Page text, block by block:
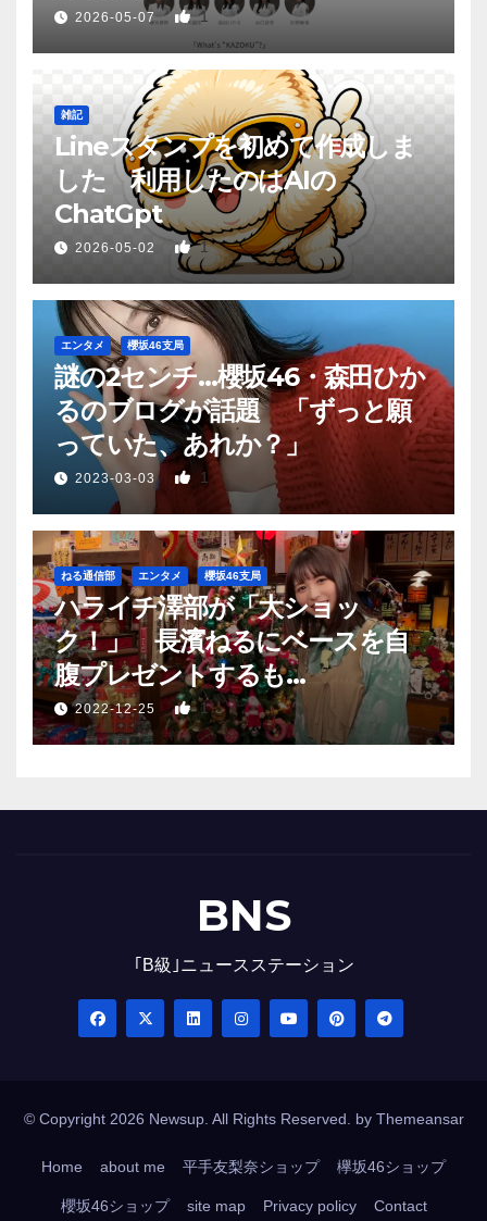
2026-05-07 1
雑記
Lineスタンプを初めて作成しま
した 利用したのはAIの
ChatGpt
2026-05-02 1
エンタメ 櫻坂46支局
謎の2センチ…櫻坂46・森田ひか
るのブログが話題 「ずっと願
っていた、あれか？」
2023-03-03 1
ねる通信部 エンタメ 櫻坂46支局
ハライチ澤部が「大ショッ
ク！」 長濱ねるにベースを自
腹プレゼントするも…
2022-12-25 1
BNS
｢B級｣ニュースステーション
© Copyright 2026 Newsup. All Rights Reserved. by Themeansar
Home about me 平手友梨奈ショップ 欅坂46ショップ
櫻坂46ショップ site map Privacy policy Contact